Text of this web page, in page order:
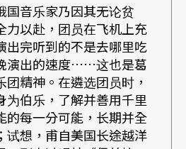
访问中提及：「我不需俄国
是葛济夫在艺术成就上的、
国际文化交流上的……这些
上有形的来自国内外大大小
头衔，在在都已经使葛济夫
表人物之一。笔者曾经问大
国音乐家乃因其无论贫
力以赴，团员在飞机上充
出完听到的不是去哪里吃
演出的速度……这也是葛
精神。在遴选团员时，
为伯乐，了解并善用千里
的每一分可能，长期并全
试想，甫自美国长途越洋